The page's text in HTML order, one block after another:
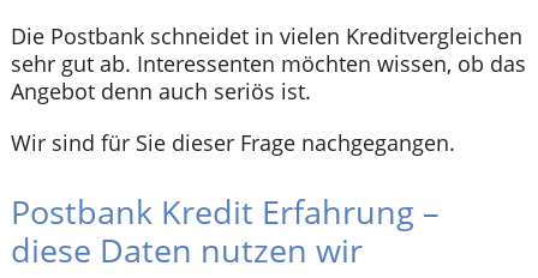
Die Postbank schneidet in vielen Kreditvergleichen
sehr gut ab. Interessenten möchten wissen, ob das
Angebot denn auch seriös ist.
Wir sind für Sie dieser Frage nachgegangen.
Postbank Kredit Erfahrung –
diese Daten nutzen wir